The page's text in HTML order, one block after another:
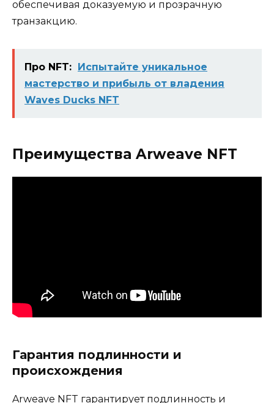
обеспечивая доказуемую и прозрачную
транзакцию.
Про NFT:
Испытайте уникальное
мастерство и прибыль от владения
Waves Ducks NFT
Преимущества Arweave NFT
Гарантия подлинности и
происхождения
Arweave NFT гарантирует подлинность и